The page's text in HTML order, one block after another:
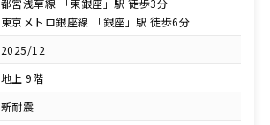
東京メトロ銀座線 「銀座」駅 徒歩6分
2025/12
地上 9階
新耐震